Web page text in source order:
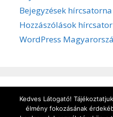
Bejegyzések hírcsatorna
Hozzászólások
WordPress
Adatvédelem /Süti
Kedves Látogató!
élmény fokozásának